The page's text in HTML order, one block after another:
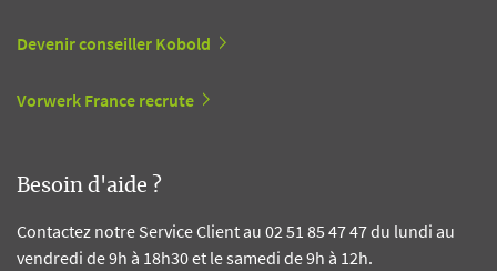
Devenir conseiller Kobold
Vorwerk France recrute
Besoin d'aide ?
Contactez notre Service Client au 02 51 85 47 47 du lundi au
vendredi de 9h à 18h30 et le samedi de 9h à 12h.